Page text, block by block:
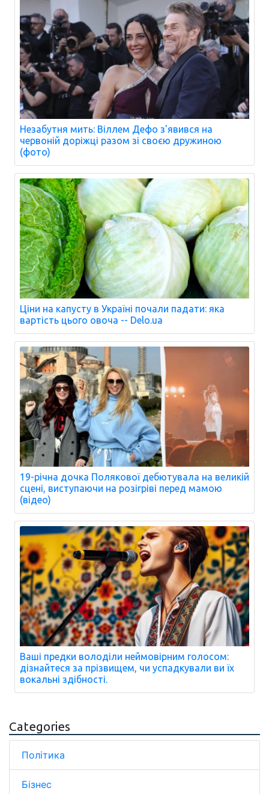
Незабутня мить: Віллем Дефо з'явився на
червоній доріжці разом зі своєю дружиною
(фото)
Ціни на капусту в Україні почали падати: яка
вартість цього овоча -- Delo.ua
19-річна дочка Полякової дебютувала на великій
сцені, виступаючи на розігріві перед мамою
(відео)
Ваші предки володіли неймовірним голосом:
дізнайтеся за прізвищем, чи успадкували ви їх
вокальні здібності.
Categories
Політика
Бізнес